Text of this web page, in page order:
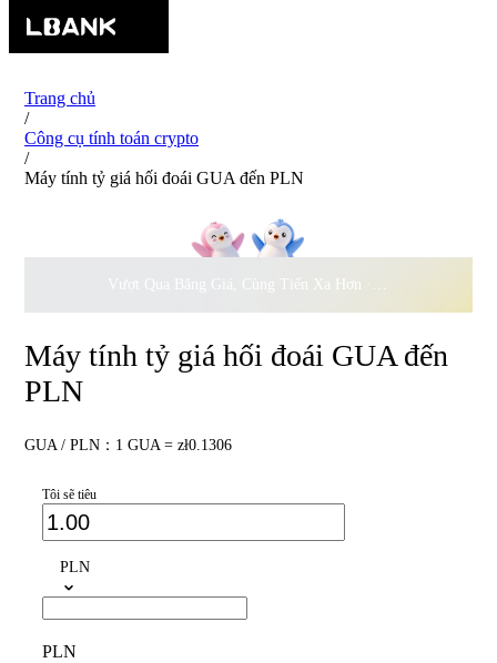
Trang chủ
/
Công cụ tính toán crypto
/
Máy tính tỷ giá hối đoái GUA đến PLN
Vượt Qua Băng Giá, Cùng Tiến Xa Hơn ·500.000
Máy tính tỷ giá hối đoái GUA đến
PLN
GUA / PLN：1 GUA = zł0.1306
Tôi sẽ tiêu
PLN
PLN